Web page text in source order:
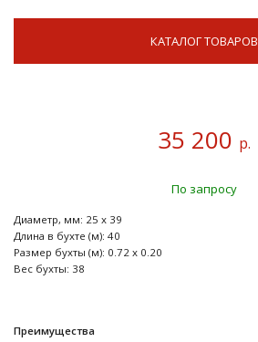
КАТАЛОГ ТОВАРОВ
35 200 р.
По запросу
Диаметр, мм: 25 x 39
Длина в бухте (м): 40
Размер бухты (м): 0.72 x 0.20
Вес бухты: 38
Преимущества